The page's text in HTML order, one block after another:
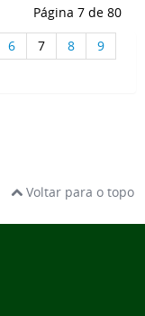
Página 7 de 80
6 7 8
9
Voltar para o topo